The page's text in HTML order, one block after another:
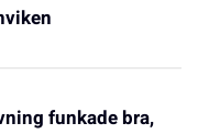
funkade bra,